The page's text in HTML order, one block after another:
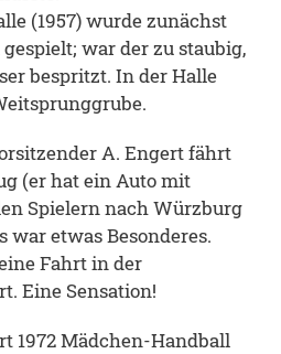
(1957) wurde zunächst
war der zu staubig,
bespritzt. In der Halle
A. Engert fährt
(er hat ein Auto mit
Spielern nach Würzburg
war etwas Besonderes.
Fahrt in der
Eine Sensation!
1972 Mädchen-Handball